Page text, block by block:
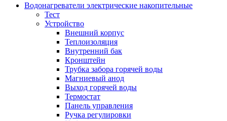
Водонагреватели электрические накопительные
Тест
Устройство
Внешний корпус
Теплоизоляция
Внутренний бак
Кронштейн
Трубка забора горячей воды
Магниевый анод
Выход горячей воды
Термостат
Панель управления
Ручка регулировки